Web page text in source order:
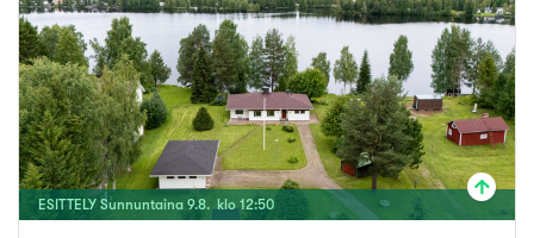
ESITTELY Sunnuntaina 9.8. klo12:50